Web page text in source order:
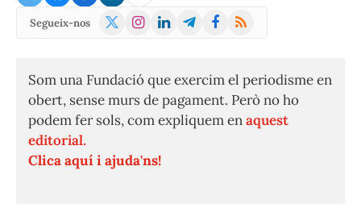
Segueix-nos
X
Instagram
LinkedInTelegramFacebook
RSS
Som una Fundació que exercim el periodisme en
obert, sense murs de pagament. Però no ho
podem fer sols, com expliquem enaquest
editorial.
Clica aquí i ajuda'ns!